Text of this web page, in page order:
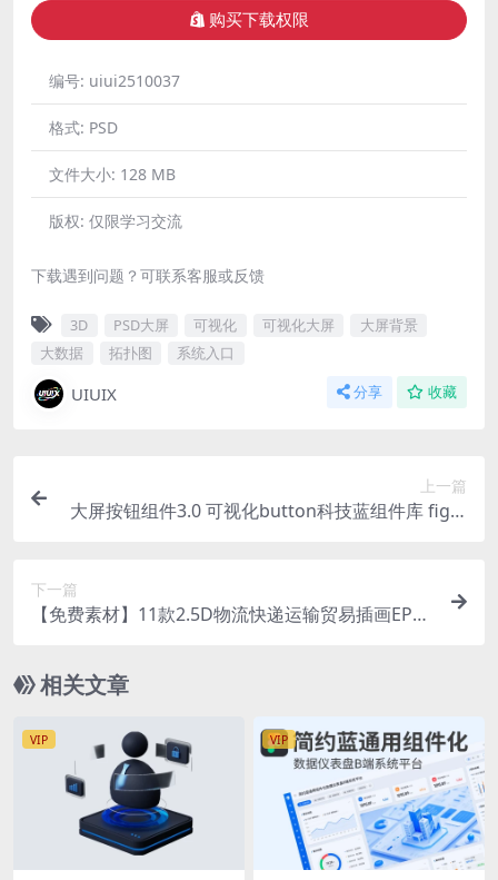
购买下载权限
编号: uiui2510037
格式: PSD
文件大小: 128 MB
版权: 仅限学习交流
下载遇到问题？可联系客服或反馈
3D PSD大屏 可视化 可视化大屏
大屏背景
大数据
拓扑图 系统入口
UIUIX 分享 收藏
上一篇
大屏按钮组件3.0 可视化button科技蓝组件库 figm
下一篇
【免费素材】11款2.5D物流快递运输贸易插画EPS
相关文章
VIP VIP